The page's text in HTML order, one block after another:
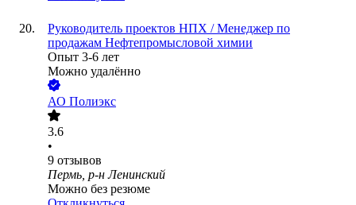
Руководитель проектов НПХ / Менеджер по
продажам Нефтепромысловой химии
Опыт 3-6 лет
Можно удалённо
АО Полиэкс
3.6
•
9 отзывов
Пермь, р-н Ленинский
Можно без резюме